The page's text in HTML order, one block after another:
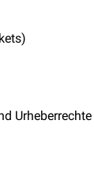
Urheberrechte